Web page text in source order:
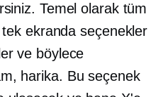
Temel olarak tüm
ekranda seçenekler
ve böylece
harika. Bu seçenek